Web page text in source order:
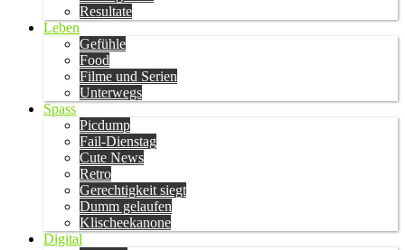
Resultate
Leben
Gefühle
Food
Filme und Serien
Unterwegs
Spass
Picdump
Fail-Dienstag
Cute News
Retro
Gerechtigkeit siegt
Dumm gelaufen
Klischeekanone
Digital